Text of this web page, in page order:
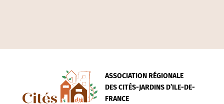
ASSOCIATION RÉGIONALE
DES CITÉS-JARDINS D’ILE-DE-
FRANCE